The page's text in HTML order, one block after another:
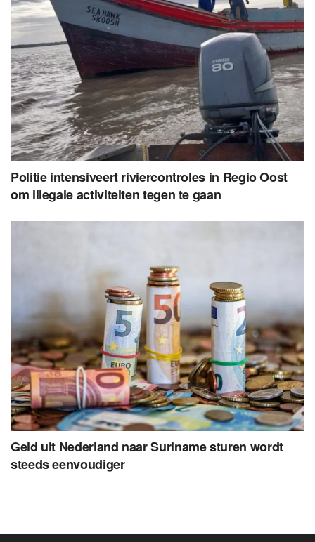
Politie intensiveert riviercontroles in Regio Oost
om illegale activiteiten tegen te gaan
Geld uit Nederland naar Suriname sturen wordt
steeds eenvoudiger